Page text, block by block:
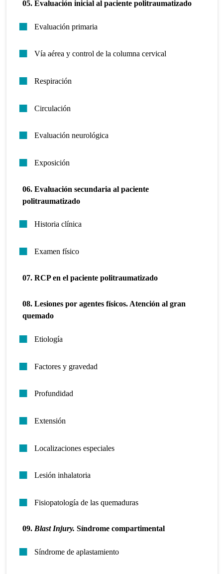
05. Evaluación inicial al paciente politraumatizado
Evaluación primaria
Vía aérea y control de la columna cervical
Respiración
Circulación
Evaluación neurológica
Exposición
06. Evaluación secundaria al paciente
politraumatizado
Historia clínica
Examen físico
07. RCP en el paciente politraumatizado
08. Lesiones por agentes físicos. Atención al gran
quemado
Etiología
Factores y gravedad
Profundidad
Extensión
Localizaciones especiales
Lesión inhalatoria
Fisiopatología de las quemaduras
09. Blast Injury. Síndrome compartimental
Síndrome de aplastamiento